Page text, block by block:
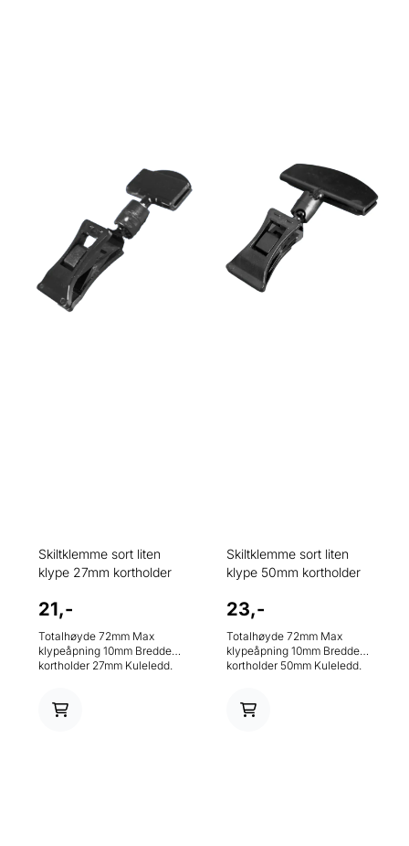
Skiltklemme sort liten
klype 27mm kortholder
21,-
Totalhøyde 72mm Max
klypeåpning 10mm Bredde
kortholder 27mm Kuleledd.
Skiltklemme sort liten
klype 50mm kortholder
23,-
Totalhøyde 72mm Max
klypeåpning 10mm Bredde
kortholder 50mm Kuleledd.